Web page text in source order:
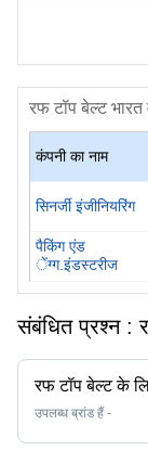
रफ टॉप बेल्ट भारत
कंपनी का नाम
सिनर्जी इंजीनियरिंग
पैकिंग एंड
ेंग्ग.इंडस्टरीज
संबंधित प्रश्न :
रफ टॉप बेल्ट के
उपलब्ध ब्रांड हैं -